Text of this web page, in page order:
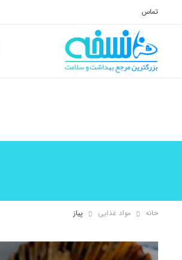
تماس
خانه مواد غذایی پیاز